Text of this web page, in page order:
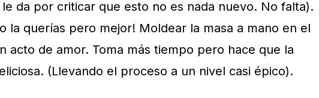
le da por criticar que esto no es nada nuevo. No falta).
la querías pero mejor! Moldear la masa a mano en el
acto de amor. Toma más tiempo pero hace que la
(Llevando el proceso a un nivel casi épico).